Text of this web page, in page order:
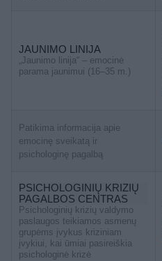
JAUNIMO LINIJA
„Jaunimo linija“ – emocinė
parama jaunimui (16–35 m.)
Patikima informacija apie
emocinę sveikatą ir
psichologinę pagalbą
PSICHOLOGINIŲ KRIZIŲ
PAGALBOS CENTRAS
Psichologinių krizių valdymo
paslaugos teikiamos asmenų
grupėms įvykus kriziniam
įvykiui, kai ūmiai pasireiškia
psichologinė krizė